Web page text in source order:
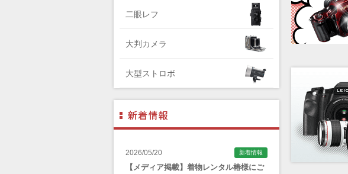
OLYMPUS（オリンパス）
A.Schacht Ulm（シャハト）
ACQUAPAZZA（アクアパッツァ）
ADTECHNO（エーディテクノ）
Manfrotto（マンフロット）
二眼レフ
大判カメラ
大型ストロボ
2026/05/20 新着情報
【メディア掲載】着物レンタル椿様にご